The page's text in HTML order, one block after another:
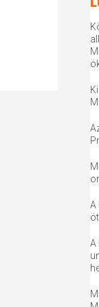
A
A